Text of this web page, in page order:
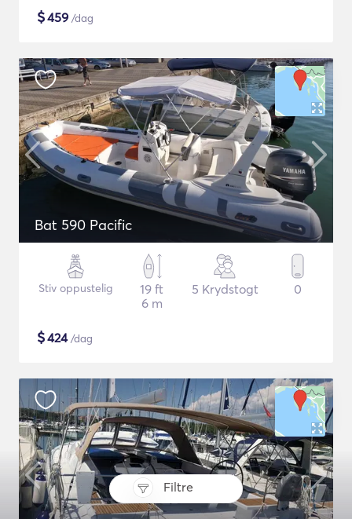
Filtre
$459 /dag
Bat 590 Pacific
Stiv oppustelig
19 ft
6 m
5 Krydstogt 0
$424/dag